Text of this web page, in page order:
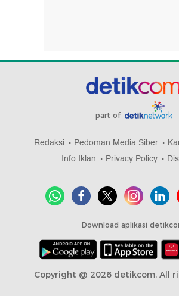
part of
Redaksi Pedoman Media Siber
Info Iklan
Privacy Policy
Download aplikasi
Copyright @ 2026 detikcom, All